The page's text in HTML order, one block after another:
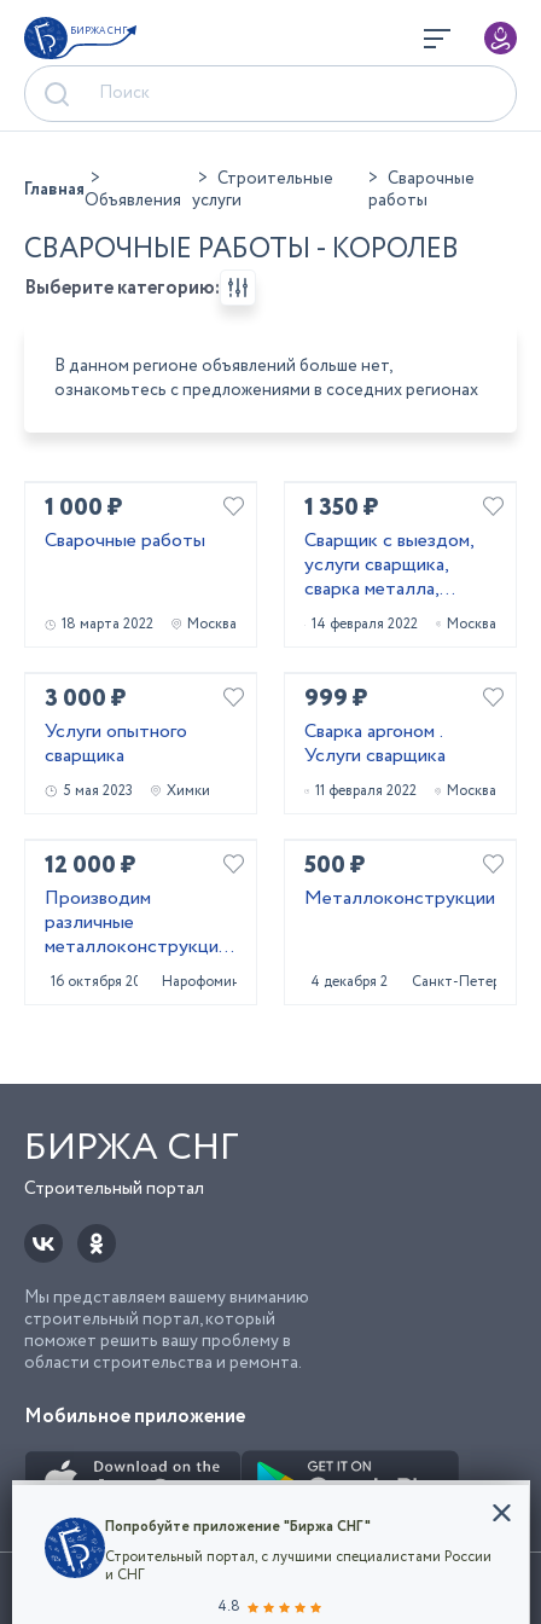
БИРЖА СНГ
ГлавнаяОбъявления
Строительные
услуги
Сварочные
работы
СВАРОЧНЫЕ РАБОТЫ - КОРОЛЕВ
Выберите категорию:
В данном регионе объявлений больше нет,
ознакомьтесь с предложениями в соседних регионах
1 000 ₽
Сварочные работы
18 марта 2022 Москва
1 350 ₽
Сварщик с выездом,
услуги сварщика,
сварка металла,
ремонт ворот и
калиток
14 февраля 2022 Москва
3 000 ₽
Услуги опытного
сварщика
5 мая 2023 Химки
999 ₽
Сварка аргоном .
Услуги сварщика
11 февраля 2022 Москва
12 000 ₽
Производим
различные
металлоконструкции
для дома и бизнеса
16 октября 2024 Нарофоминск
500 ₽
Металлоконструкции
4 декабря 2024 Санкт-Петербург
БИРЖА СНГ
Строительный портал
Мы представляем вашему вниманию
строительный портал, который
поможет решить вашу проблему в
области строительства и ремонта.
Мобильное приложение
Использование сайта, в том числе подача объявлений, означает
марки представленные на сайте являются собственностью их
Конфиденциальность
Мы используем файлы cookie, чтобы сделать
наш сайт удобным для каждого
Попробуйте приложение "Биржа СНГ"
Строительный портал, с лучшими специалистами России
и СНГ
4.8